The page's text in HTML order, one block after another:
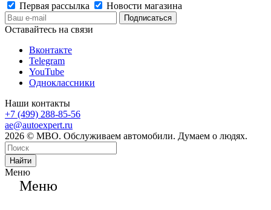
Первая рассылка
Новости магазина
Оставайтесь на связи
Вконтакте
Telegram
YouTube
Одноклассники
Наши контакты
+7 (499) 288-85-56
ae@autoexpert.ru
2026 © МВО. Обслуживаем автомобили. Думаем о людях.
Найти
Меню
Меню